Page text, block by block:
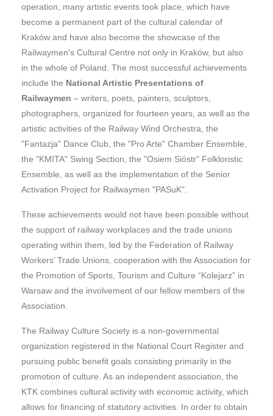
operation, many artistic events took place, which have
become a permanent part of the cultural calendar of
Kraków and have also become the showcase of the
Railwaymen's Cultural Centre not only in Kraków, but also
in the whole of Poland. The most successful achievements
include the National Artistic Presentations of
Railwaymen – writers, poets, painters, sculptors,
photographers, organized for fourteen years, as well as the
artistic activities of the Railway Wind Orchestra, the
"Fantazja" Dance Club, the "Pro Arte" Chamber Ensemble,
the "KMITA" Swing Section, the "Osiem Sióstr" Folkloristic
Ensemble, as well as the implementation of the Senior
Activation Project for Railwaymen "PASuK".
These achievements would not have been possible without
the support of railway workplaces and the trade unions
operating within them, led by the Federation of Railway
Workers’ Trade Unions, cooperation with the Association for
the Promotion of Sports, Tourism and Culture “Kolejarz” in
Warsaw and the involvement of our fellow members of the
Association.
The Railway Culture Society is a non-governmental
organization registered in the National Court Register and
pursuing public benefit goals consisting primarily in the
promotion of culture. As an independent association, the
KTK combines cultural activity with economic activity, which
allows for financing of statutory activities. In order to obtain